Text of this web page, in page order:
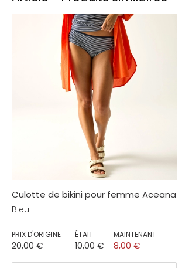
Culotte de bikini pour femme Aceana
Bleu
PRIX D'ORIGINE
20,00 €
ÉTAIT
10,00 €
MAINTENANT
8,00 €